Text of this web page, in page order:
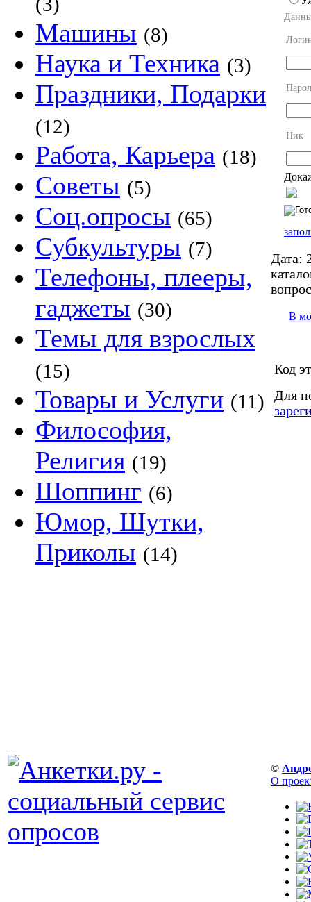
Машины (8)
Наука и Техника (3)
Праздники, Подарки
(12)
Работа, Карьера (18)
Советы (5)
Соц.опросы (65)
Субкультуры (7)
Телефоны, плееры,
гаджеты (30)
Темы для взрослых
(15)
Товары и Услуги (11)
Философия,
Религия (19)
Шоппинг (6)
Юмор, Шутки,
Приколы (14)
Ник
Дата:
В
Код
Для
©
О